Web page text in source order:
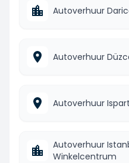
Autoverhuur
Autoverhuur
Autoverhuur
Autoverhuur
Winkelcentrum